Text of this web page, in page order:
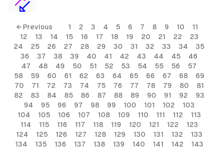
← Previous 1 2 3 4 5 6 7 8 9 10
11
12
13 14 15 16 17 18 19 20 21 22
23
24
25 26 27 28 29 30 31 32 33 34
35
36
37 38 39 40 41 42 43 44 45
46
47
48 49 50 51 52 53 54 55 56
57
58
59 60 61 62 63 64 65 66 67 68
69
70
71 72 73 74 75 76 77 78 79 80
81
82
83 84 85 86 87 88 89 90 91 92
93
94
95 96 97 98 99 100 101 102
103
104
105 106 107 108 109 110 111 112
113
114
115 116 117 118 119 120 121 122
123
124
125 126 127 128 129 130 131 132
133
134
135 136 137 138 139 140 141 142 143